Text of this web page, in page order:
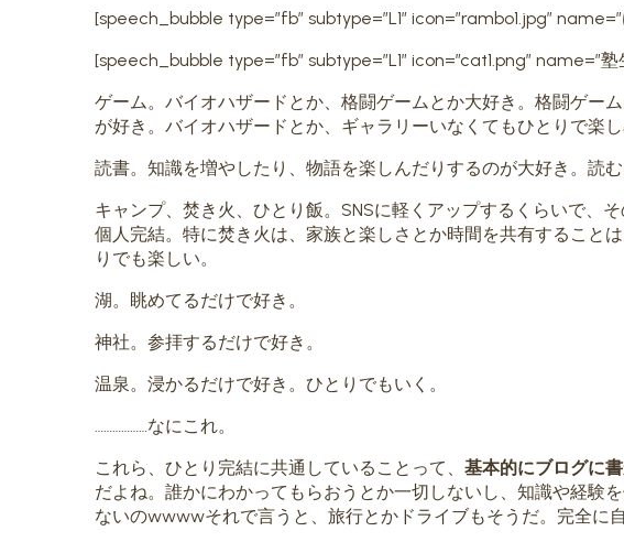
[speech_bubble type=”fb” subtype=”L1″ icon=”rambo1.jpg”
[speech_bubble type=”fb” subtype=”L1″ icon=”cat1.png”
ゲーム。バイオハザードとか、格闘ゲームとか大好き。格闘ゲー
が好き。バイオハザードとか、ギャラリーいなくてもひとりで楽
読書。知識を増やしたり、物語を楽しんだりするのが大好き。読む
キャンプ、焚き火、ひとり飯。SNSに軽くアップするくらいで、
個人完結。特に焚き火は、家族と楽しさとか時間を共有すること
りでも楽しい。
湖。眺めてるだけで好き。
神社。参拝するだけで好き。
温泉。浸かるだけで好き。ひとりでもいく。
………………なにこれ。
これら、ひとり完結に共通していることって、 基本的にブログに
だよね。誰かにわかってもらおうとか一切しないし、知識や経験
ないのwwwwそれで言うと、旅行とかドライブもそうだ。完全に